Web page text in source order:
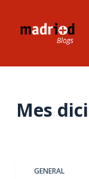
Mes
GENERAL